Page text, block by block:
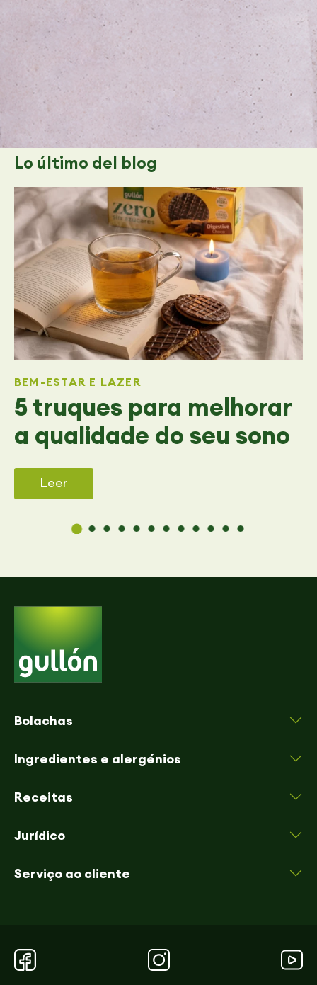
Lo último del blog
5 truques para melhorar
a qualidade do seu sono
BEM-ESTAR E LAZER
Leer
Bolachas
Ingredientes e alergénios
Receitas
Jurídico
Serviço ao cliente